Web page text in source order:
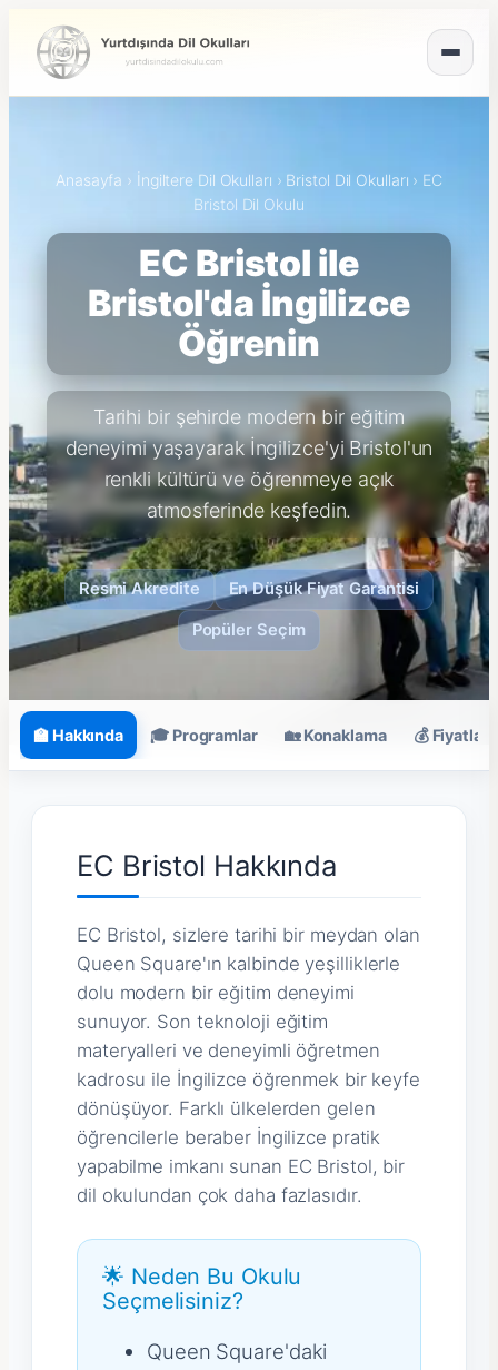
Anasayfa › İngiltere Dil Okulları › Bristol Dil Okulları › EC
Bristol Dil Okulu
EC Bristol ile
Bristol'da İngilizce
Öğrenin
Tarihi bir şehirde modern bir eğitim
deneyimi yaşayarak İngilizce'yi Bristol'un
renkli kültürü ve öğrenmeye açık
atmosferinde keşfedin.
Resmi Akredite En Düşük Fiyat Garantisi
Popüler Seçim
🏫 Hakkında 🎓 Programlar 🏡 Konaklama 💰 Fiyatlar
EC Bristol Hakkında
EC Bristol, sizlere tarihi bir meydan olan
Queen Square'ın kalbinde yeşilliklerle
dolu modern bir eğitim deneyimi
sunuyor. Son teknoloji eğitim
materyalleri ve deneyimli öğretmen
kadrosu ile İngilizce öğrenmek bir keyfe
dönüşüyor. Farklı ülkelerden gelen
öğrencilerle beraber İngilizce pratik
yapabilme imkanı sunan EC Bristol, bir
dil okulundan çok daha fazlasıdır.
🌟 Neden Bu Okulu
Seçmelisiniz?
Queen Square'daki